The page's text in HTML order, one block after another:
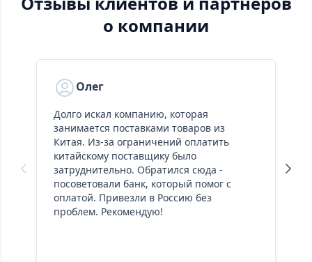
о компании
Олег
Долго искал компанию, которая
занимается поставками товаров из
Китая. Из-за ограничений оплатить
китайскому поставщику было
затруднительно. Обратился сюда -
посоветовали банк, который помог с
оплатой. Привезли в Россию без
проблем. Рекомендую!